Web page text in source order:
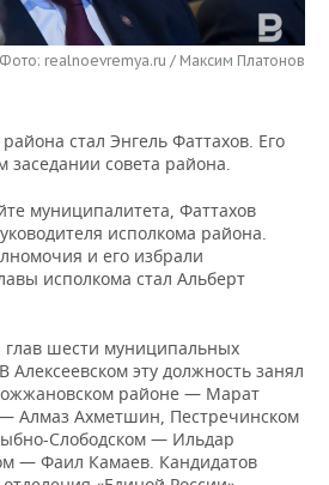
Фото: realnoevremya.ru / Максим Платонов
стал Энгель Фаттахов. Его
заседании совета района.
муниципалитета, Фаттахов
исполкома района.
и его избрали
исполкома стал Альберт
глав шести муниципальных
Алексеевском эту должность занял
районе — Марат
Алмаз Ахметшин, Пестречинском
Слободском — Ильдар
— Фаил Камаев. Кандидатов